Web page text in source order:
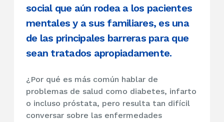
social que aún rodea a los pacientes
mentales y a sus familiares, es una
de las principales barreras para que
sean tratados apropiadamente.
¿Por qué es más común hablar de
problemas de salud como diabetes, infarto
o incluso próstata, pero resulta tan difícil
conversar sobre las enfermedades